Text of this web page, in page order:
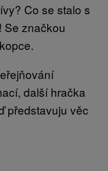
Co se stalo s
Se značkou
další hračka
představuju věc